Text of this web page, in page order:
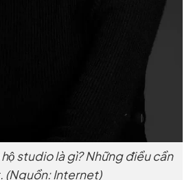
studio là gì? Những điều cần
(Nguồn: Internet)